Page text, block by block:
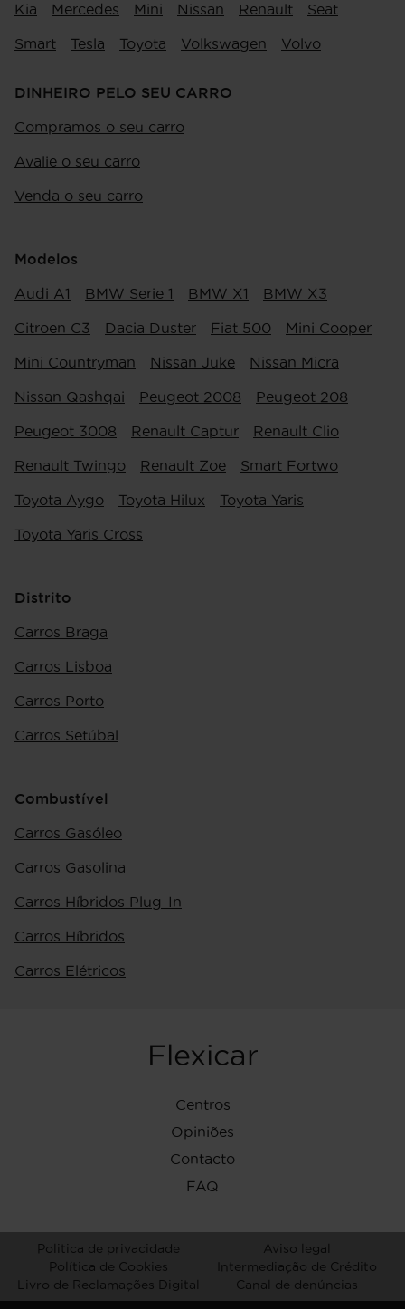
Kia Mercedes Mini Nissan Renault Seat
Smart Tesla Toyota Volkswagen Volvo
DINHEIRO PELO SEU CARRO
Compramos o seu carro
Avalie o seu carro
Venda o seu carro
Modelos
Audi A1 BMW Serie 1 BMW X1 BMW X3
Citroen C3 Dacia Duster Fiat 500 Mini Cooper
Mini Countryman Nissan Juke Nissan Micra
Nissan Qashqai Peugeot 2008 Peugeot 208
Peugeot 3008 Renault Captur Renault Clio
Renault Twingo Renault Zoe Smart Fortwo
Toyota Aygo Toyota Hilux Toyota Yaris
Toyota Yaris Cross
Distrito
Carros Braga
Carros Lisboa
Carros Porto
Carros Setúbal
Combustível
Carros Gasóleo
Carros Gasolina
Carros Híbridos Plug-In
Carros Híbridos
Carros Elétricos
Flexicar
Centros
Opiniões
Contacto
FAQ
Politica de privacidade
Aviso legal
Política de Cookies
Intermediação de Crédito
Livro de Reclamações Digital
Canal de denúncias